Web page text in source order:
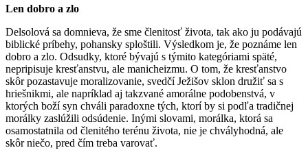
Len dobro a zlo
Delsolová sa domnieva, že sme členitosť života, tak ako ju podávajú
biblické príbehy, pohansky sploštili. Výsledkom je, že poznáme len
dobro a zlo. Odsudky, ktoré bývajú s týmito kategóriami späté,
nepripisuje kresťanstvu, ale manicheizmu. O tom, že kresťanstvo
skôr pozastavuje moralizovanie, svedčí Ježišov sklon družiť sa s
hriešnikmi, ale napríklad aj takzvané amorálne podobenstvá, v
ktorých boží syn chváli paradoxne tých, ktorí by si podľa tradičnej
morálky zaslúžili odsúdenie. Inými slovami, morálka, ktorá sa
osamostatnila od členitého terénu života, nie je chvályhodná, ale
skôr niečo, pred čím treba varovať.